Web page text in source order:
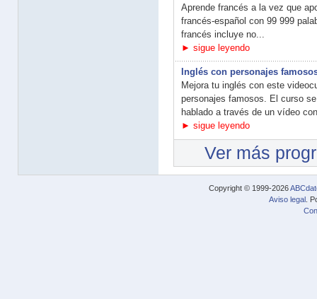
Aprende francés a la vez que
francés-español con 99 999
francés incluye no...
► sigue leyendo
Inglés con personajes
Mejora tu inglés con este
personajes famosos. El curso
hablado a través de un vídeo
► sigue leyendo
Ver más
Copyright © 1999-2026
Aviso legal .